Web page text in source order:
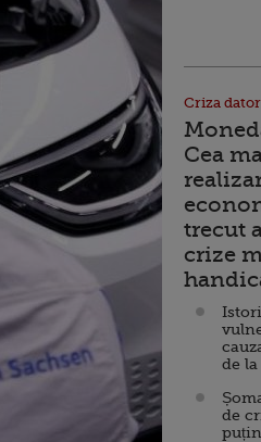
Criza
Cea
trecut
crize
de la
de